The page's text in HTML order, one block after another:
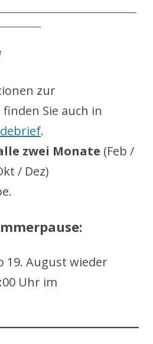
zur
Sie auch in
.
zwei Monate (Feb /
/ Dez)
19. August wieder
Uhr im